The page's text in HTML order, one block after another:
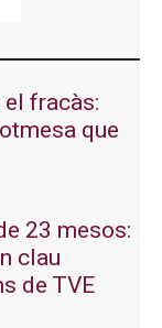
fracàs:
que
23 mesos:
clau
de TVE